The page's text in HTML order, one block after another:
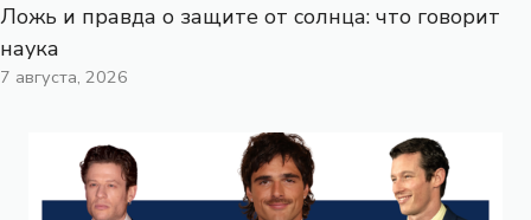
Ложь и правда о защите от солнца: что говорит
наука
7 августа, 2026